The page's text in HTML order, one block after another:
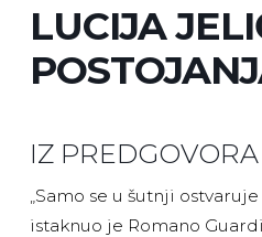
LUCIJA
IZ
„Samo se u šutnji
istaknuo je Romano